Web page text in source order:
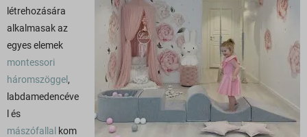
létrehozására
alkalmasak az
egyes elemek
montessori
háromszöggel,
labdamedencéve
l és
mászófallal kom